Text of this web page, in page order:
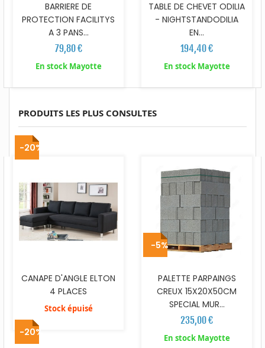
BARRIERE DE
PROTECTION FACILITYS
A 3 PANS...
79,80 €
En stock Mayotte
TABLE DE CHEVET ODILIA
- NIGHTSTANDODILIA
EN...
194,40 €
En stock Mayotte
PRODUITS LES PLUS CONSULTES
-20%
CANAPE D'ANGLE ELTON
4 PLACES
Stock épuisé
PALETTE PARPAINGS
CREUX 15X20X50CM
SPECIAL MUR...
235,00 €
En stock Mayotte
-20%
-5%